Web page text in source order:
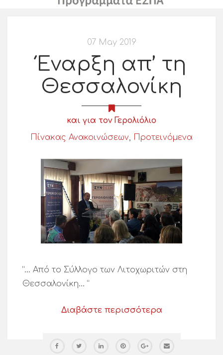
07 May 2019
Έναρξη απ’ τη
Θεσσαλονίκη
και για τον Γερολιόλιο
Πίνακας Ανακοινώσεων, Προτεινόμενα
“… Από το Σύλλογο των Λιτοχωριτών στη
Θεσσαλονίκη… “
Διαβάστε περισσότερα